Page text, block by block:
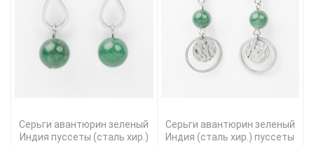
Серьги авантюрин зеленый
Индия пуссеты (сталь хир.)
Серьги авантюрин зеленый
Индия (сталь хир.) пуссеты